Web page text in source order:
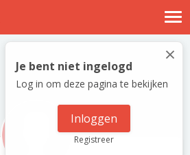
verhalen
Log in
Meld je gratis aan
×
Je bent niet ingelogd
Log in om deze pagina te bekijken
Inloggen
Registreer